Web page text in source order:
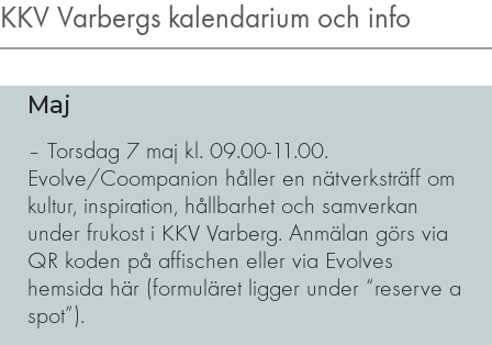
KKV Varbergs kalendarium och info
Maj
– Torsdag 7 maj kl. 09.00-11.00.
Evolve/Coompanion håller en nätverksträff om
kultur, inspiration, hållbarhet och samverkan
under frukost i KKV Varberg. Anmälan görs via
QR koden på affischen eller via Evolves
hemsida här (formuläret ligger under “reserve a
spot”).